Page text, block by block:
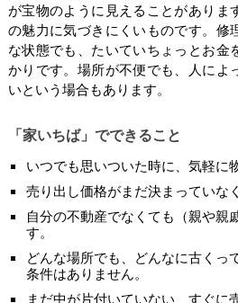
が宝物のように見えることがありま
の魅力に気づきにくいものです。修
な状態でも、たいていちょっとお金
かりです。場所が不便でも、人によ
いという場合もあります。
「家いちば」でできること
いつでも思いついた時に、気軽に
売り出し価格がまだ決まっていな
自分の不動産でなくても（親や親
す。
どんな場所でも、どんなに古くっ
条件はありません。
まだ中が片付いていない、すぐに